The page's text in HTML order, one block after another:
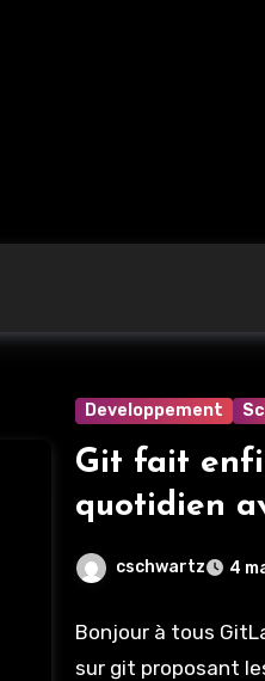
Developpement
Git fait
quotidien
cschwartz 4
Bonjour à tous
sur git proposant